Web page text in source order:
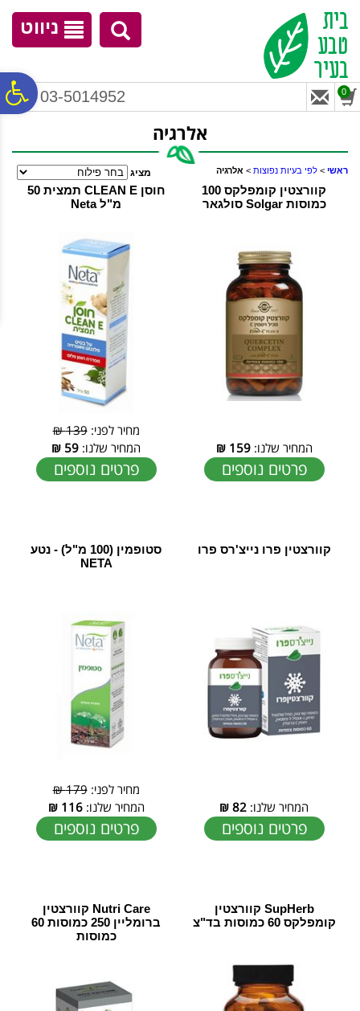
נגישות
ניווט
03-5014952 0
אלרגיה
ראשי > לפי בעיות נפוצות > אלרגיה מציג
קוורצטין קומפלקס 100
כמוסות Solgar סולגאר
המחיר שלנו:159
₪
פרטים נוספים
חוסן CLEAN E תמצית 50
מ"ל Neta
מחיר לפני:139 ₪
המחיר שלנו: 59
₪
פרטים נוספים
קוורצטין פרו נייצ'רס פרו
המחיר שלנו: 82
₪
פרטים נוספים
סטופמין (100 מ"ל) - נטע
NETA
מחיר לפני:179 ₪
המחיר שלנו:116
₪
פרטים נוספים
SupHerb קוורצטין
קומפלקס 60 כמוסות בד"צ
Nutri Care קוורצטין
ברומליין 250 כמוסות 60
כמוסות